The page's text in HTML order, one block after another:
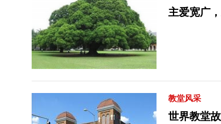
主爱宽广
教堂风采
世界教堂